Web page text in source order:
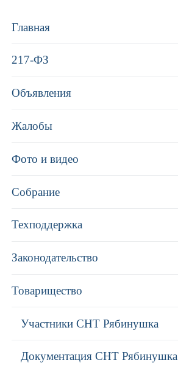
Главная
217-ФЗ
Объявления
Жалобы
Фото и видео
Собрание
Техподдержка
Законодательство
Товарищество
Участники СНТ Рябинушка
Документация СНТ Рябинушка